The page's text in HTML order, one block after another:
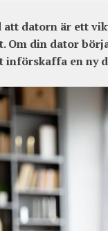
att datorn är ett
Om din dator
införskaffa en ny